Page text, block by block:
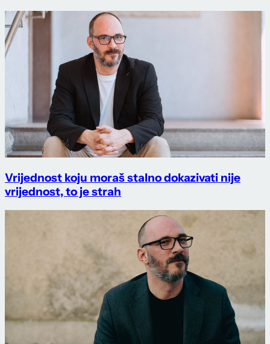
Vrijednost koju moraš stalno dokazivati nije
vrijednost, to je strah